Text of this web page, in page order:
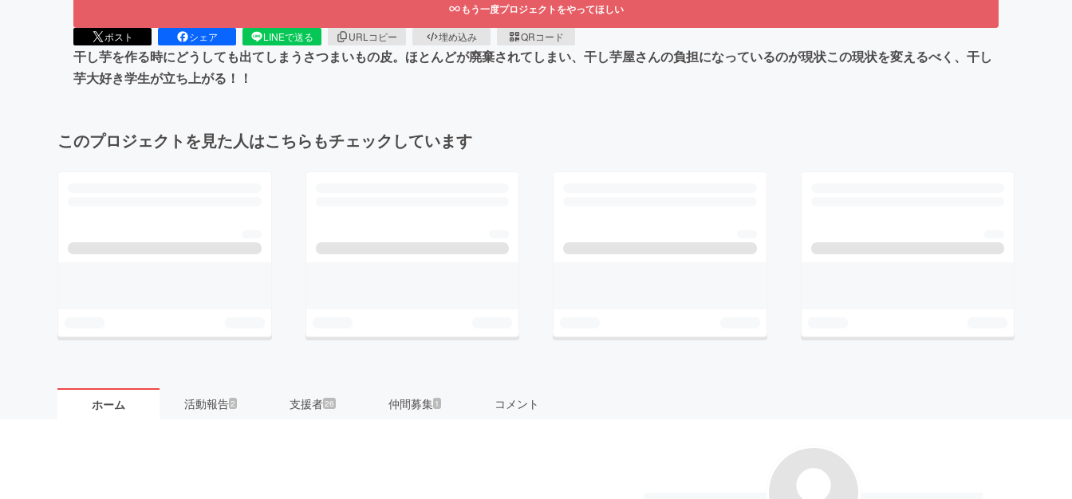
もう一度プロジェクトをやってほしい
ポスト シェア LINEで送る URLコピー 埋め込み QRコード
干し芋を作る時にどうしても出てしまうさつまいもの皮。ほとんどが廃棄されてしまい、干し芋屋さんの負担になっているのが現状この現状を変えるべく、干し
芋大好き学生が立ち上がる！！
このプロジェクトを見た人はこちらもチェックしています
ホーム 活動報告2 支援者26 仲間募集 1 コメント